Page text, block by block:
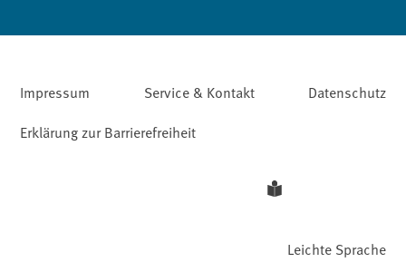
Impressum Service & Kontakt
Datenschutz
Erklärung zur Barrierefreiheit
Leichte Sprache